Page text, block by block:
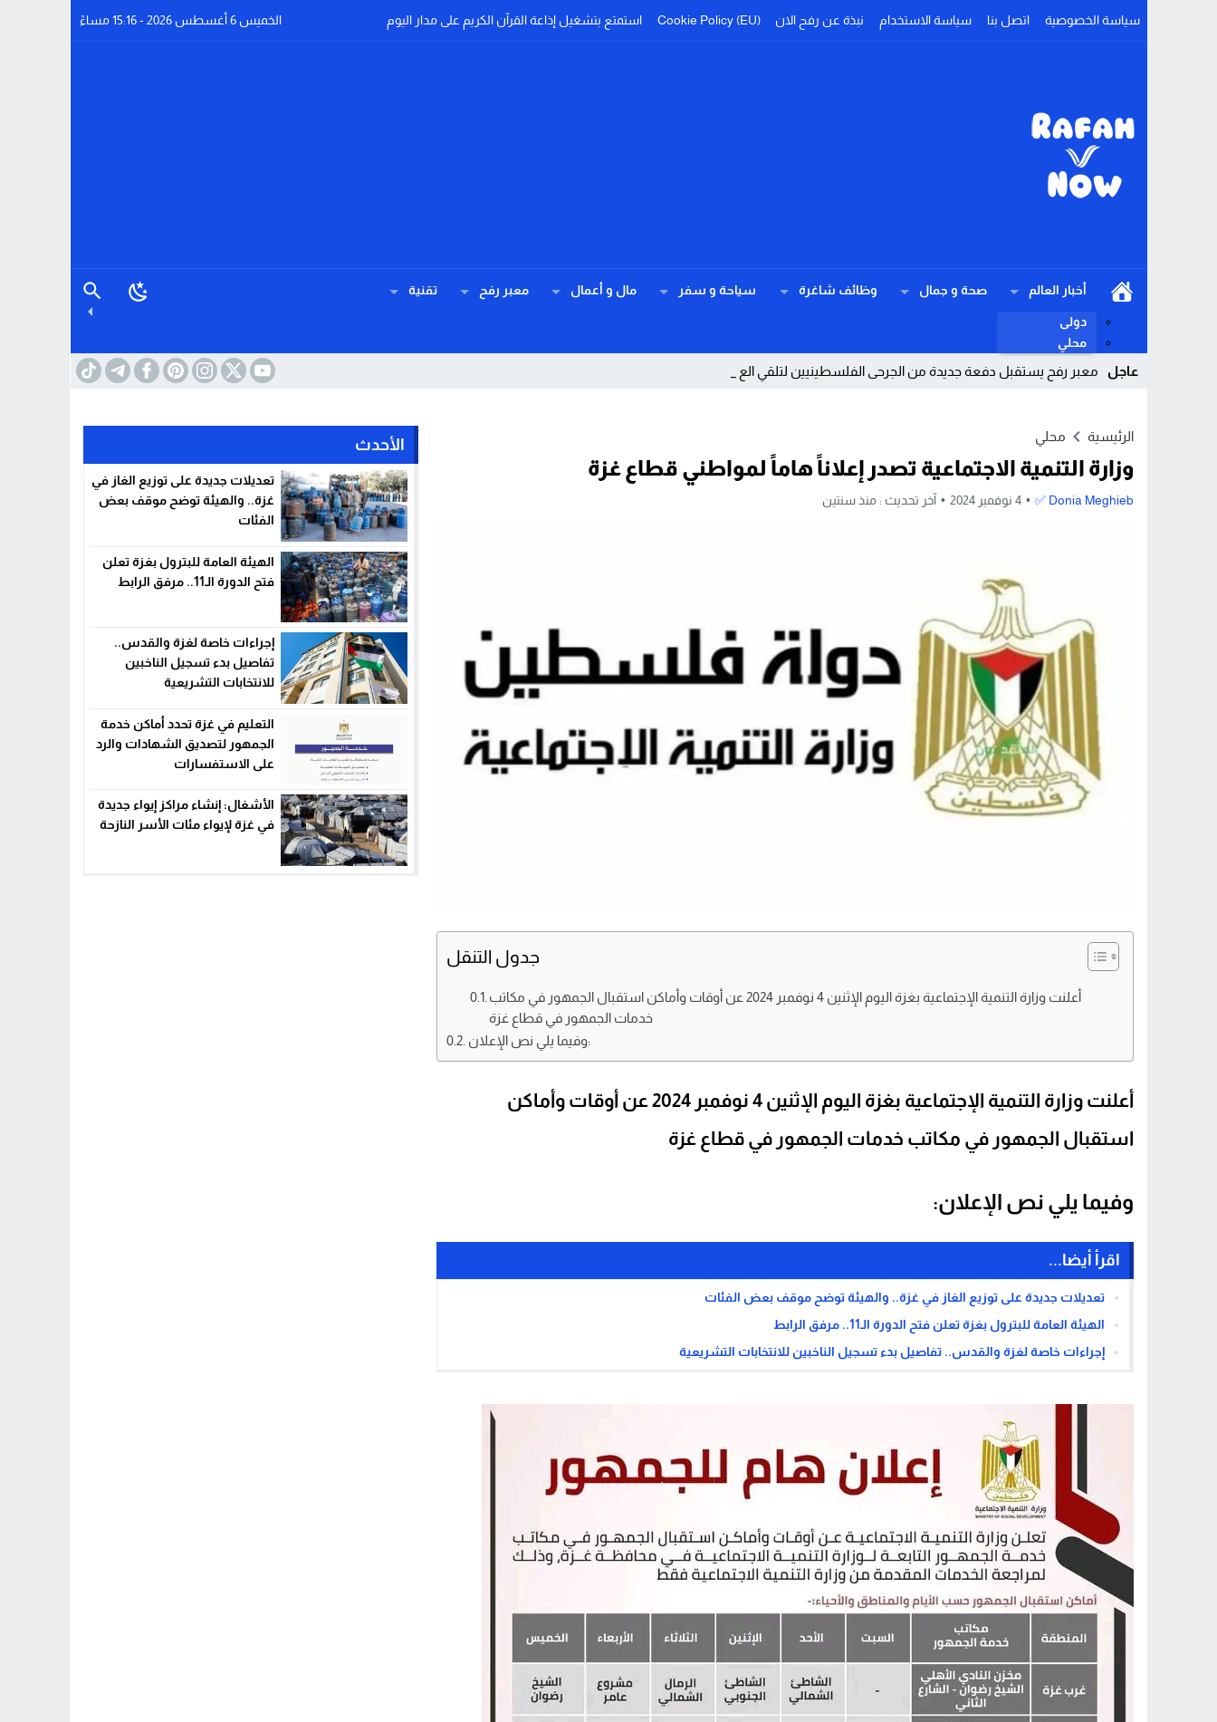
سياسة الخصوصية اتصل بنا سياسة الاستخدام نبذة عن رفح الان Cookie Policy (EU) استمتع بتشغيل إذاعة القرآن الكريم على مدار اليوم الخميس 6 أغسطس 2026 - 15:16 مساءً
أخبار العالم
دولى
محلي
صحة و جمال وظائف شاغرة سياحة و سفر مال و أعمال معبر رفح تقنية
عاجل معبر رفح يستقبل دفعة جديدة من الجرحى الفلسطينيين لتلقي العلاج بالمستشف _
Previous
Next
الرئيسية محلي
وزارة التنمية الاجتماعية تصدر إعلاناً هاماً لمواطني قطاع غزة
Donia Meghieb ✅ 4 نوفمبر 2024 آخر تحديث : منذ سنتين
جدول التنقل
أعلنت وزارة التنمية الإجتماعية بغزة اليوم الإثنين 4 نوفمبر 2024 عن أوقات وأماكن استقبال الجمهور في مكاتب
خدمات الجمهور في قطاع غزة
وفيما يلي نص الإعلان:
أعلنت وزارة التنمية الإجتماعية بغزة اليوم الإثنين 4 نوفمبر 2024 عن أوقات وأماكن
استقبال الجمهور في مكاتب خدمات الجمهور في قطاع غزة
وفيما يلي نص الإعلان:
اقرأ أيضا...
تعديلات جديدة على توزيع الغاز في غزة.. والهيئة توضح موقف بعض الفئات
الهيئة العامة للبترول بغزة تعلن فتح الدورة الـ11.. مرفق الرابط
إجراءات خاصة لغزة والقدس.. تفاصيل بدء تسجيل الناخبين للانتخابات التشريعية
الأحدث
تعديلات جديدة على توزيع الغاز في
غزة.. والهيئة توضح موقف بعض
الفئات
الهيئة العامة للبترول بغزة تعلن
فتح الدورة الـ11.. مرفق الرابط
إجراءات خاصة لغزة والقدس..
تفاصيل بدء تسجيل الناخبين
للانتخابات التشريعية
التعليم في غزة تحدد أماكن خدمة
الجمهور لتصديق الشهادات والرد
على الاستفسارات
الأشغال: إنشاء مراكز إيواء جديدة
في غزة لإيواء مئات الأسر النازحة